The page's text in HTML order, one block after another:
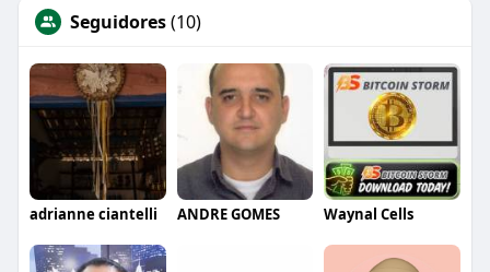
Seguidores(10)
adrianne ciantelli ANDRE GOMES Waynal Cells